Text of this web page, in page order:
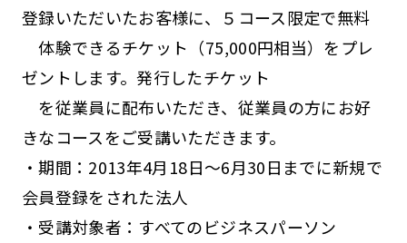
登録いただいたお客様に、５コース限定で無料
体験できるチケット（75,000円相当）をプレ
ゼントします。発行したチケット
を従業員に配布いただき、従業員の方にお好
きなコースをご受講いただきます。
・期間：2013年4月18日～6月30日までに新規で
会員登録をされた法人
・受講対象者：すべてのビジネスパーソン